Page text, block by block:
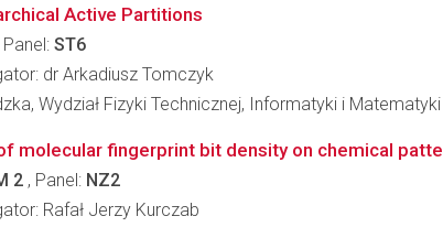
Active Partitions
Panel: ST6
dr Arkadiusz Tomczyk
Wydział Fizyki Technicznej, Informatyki i
molecular fingerprint bit density on chemical
2 , Panel: NZ2
Rafał Jerzy Kurczab